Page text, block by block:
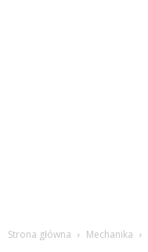
Strona główna Mechanika